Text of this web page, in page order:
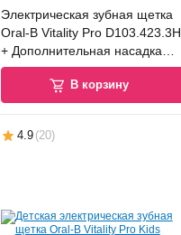
Электрическая зубная щетка
Oral-B Vitality Pro D103.423.3H
+ Дополнительная насадка
(Lilac Mist)
В корзину
4.9 (20)